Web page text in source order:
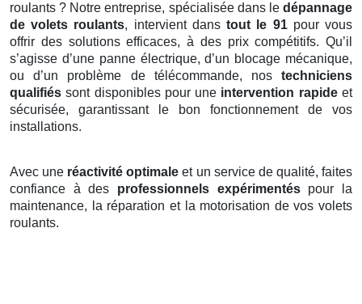
roulants ? Notre entreprise, spécialisée dans le dépannage
de volets roulants, intervient danstout le 91pour vous
offrir des solutions efficaces, à des prix compétitifs. Qu’il
s’agisse d’une panne électrique, d’un blocage mécanique,
ou d’un problème de télécommande, nos techniciens
qualifiés sont disponibles pour une intervention rapideet
sécurisée, garantissant le bon fonctionnement de vos
installations.
Avec une réactivité optimale et un service de qualité, faites
confiance à des professionnels expérimentéspour la
maintenance, la réparation et la motorisation de vos volets
roulants.